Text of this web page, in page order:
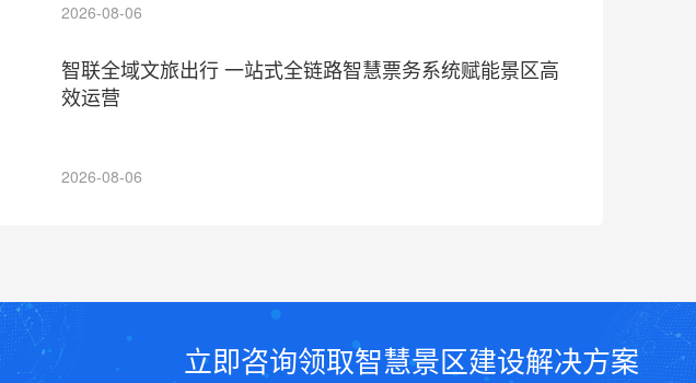
2026-08-06
智联全域文旅出行 一站式全链路智慧票务系统赋能景区高
效运营
2026-08-06
立即咨询领取智慧景区建设解决方案